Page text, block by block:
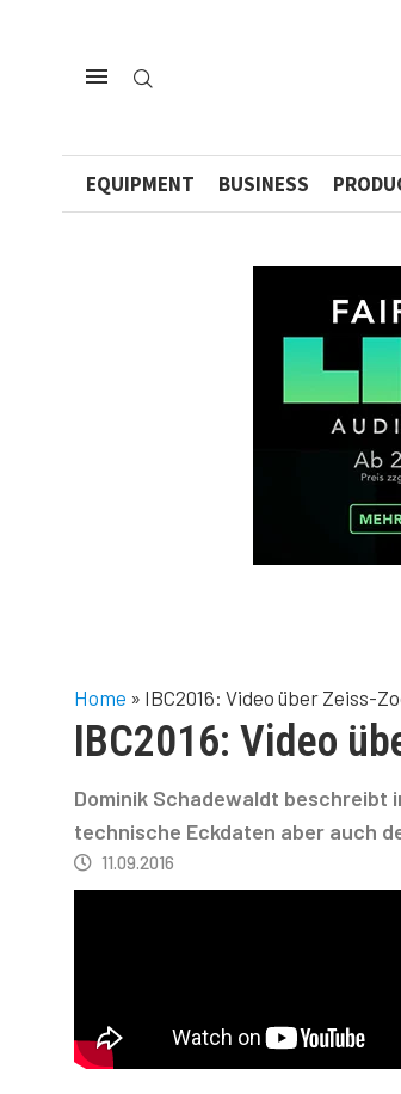
EQUIPMENT BUSINESS
Home » IBC2016: Video über Zeiss-
IBC2016: Video
Dominik Schadewaldt beschreibt
technische Eckdaten aber auch
11.09.2016